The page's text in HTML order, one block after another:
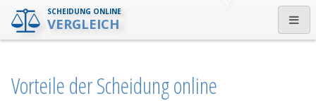
SCHEIDUNG ONLINE
VERGLEICH
Vorteile der Scheidung online